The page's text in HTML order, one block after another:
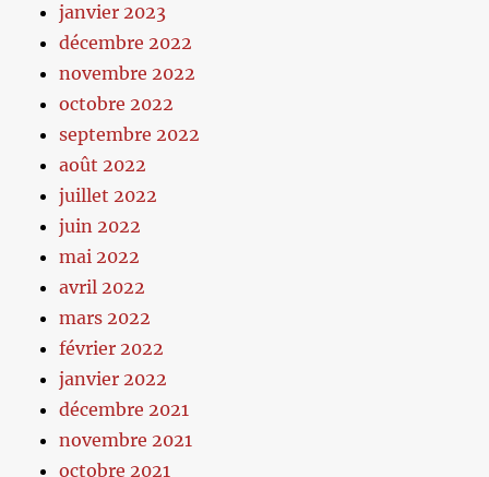
janvier 2023
décembre 2022
novembre 2022
octobre 2022
septembre 2022
août 2022
juillet 2022
juin 2022
mai 2022
avril 2022
mars 2022
février 2022
janvier 2022
décembre 2021
novembre 2021
octobre 2021